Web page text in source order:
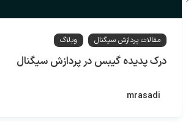
مقالات پردازش سیگنال وبلاگ
درک پدیده گیبس در پردازش سیگنال
mrasadi